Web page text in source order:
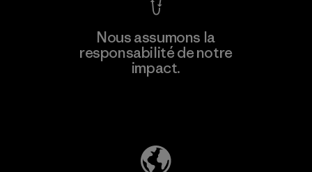
Nous assumons la
responsabilité de notre
impact.